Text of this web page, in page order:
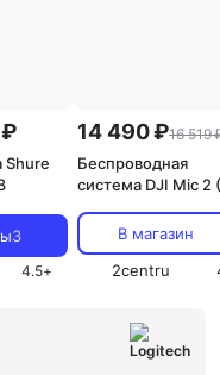
Shure
3
4.5+
14 490 ₽16 519
Беспроводная
система DJI Mic 2
В магазин
2centru